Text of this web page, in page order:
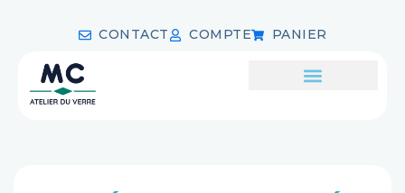
CONTACT COMPTE PANIER